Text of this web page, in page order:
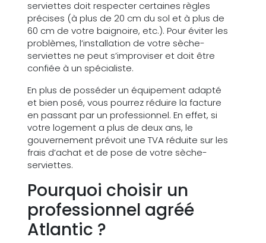
serviettes doit respecter certaines règles
précises (à plus de 20 cm du sol et à plus de
60 cm de votre baignoire, etc.). Pour éviter les
problèmes, l’installation de votre sèche-
serviettes ne peut s’improviser et doit être
confiée à un spécialiste.
En plus de posséder un équipement adapté
et bien posé, vous pourrez réduire la facture
en passant par un professionnel. En effet, si
votre logement a plus de deux ans, le
gouvernement prévoit une TVA réduite sur les
frais d’achat et de pose de votre sèche-
serviettes.
Pourquoi choisir un
professionnel agréé
Atlantic ?